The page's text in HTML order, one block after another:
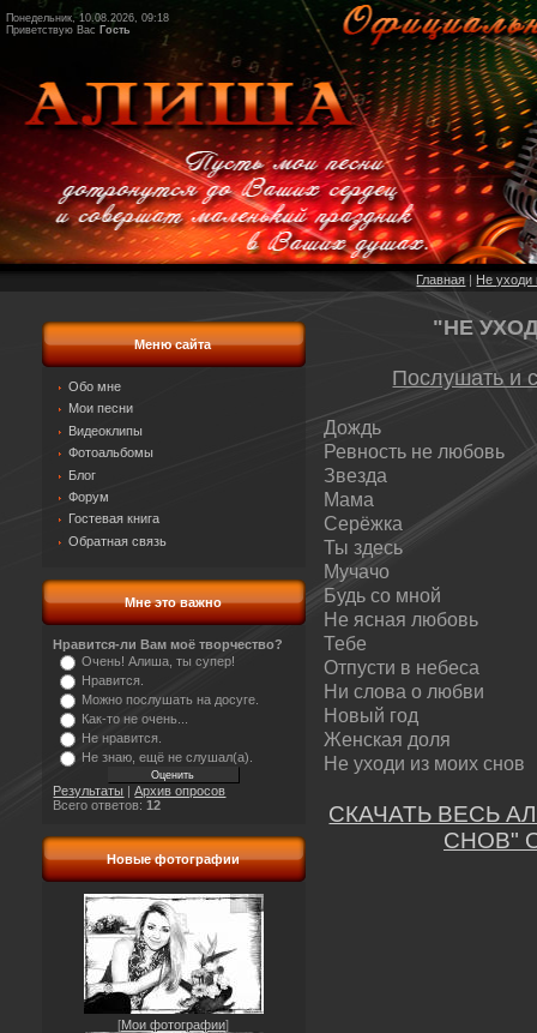
Понедельник, 10.08.2026, 09:18
Приветствую Вас Гость
Главная |Не уходи
Меню сайта
Обо мне
Мои песни
Видеоклипы
Фотоальбомы
Блог
Форум
Гостевая книга
Обратная связь
Мне это важно
Нравится-ли Вам моё творчество?
Очень! Алиша, ты супер!
Нравится.
Можно послушать на досуге.
Как-то не очень...
Не нравится.
Не знаю, ещё не слушал(а).
Результаты |Архив опросов
Всего ответов:12
Новые фотографии
[Мои фотографии]
"НЕ
Послушать и
Дождь
Ревность не любовь
Звезда
Мама
Серёжка
Ты здесь
Мучачо
Будь со мной
Не ясная любовь
Тебе
Отпусти в небеса
Ни слова о любви
Новый год
Женская доля
Не уходи из моих снов
СКАЧАТЬ ВЕСЬ
СНОВ"